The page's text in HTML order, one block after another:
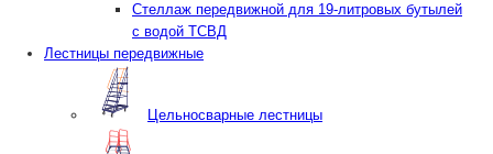
Стеллаж передвижной для 19-литровых бутылей
с водой ТСВД
Лестницы передвижные
Цельносварные лестницы